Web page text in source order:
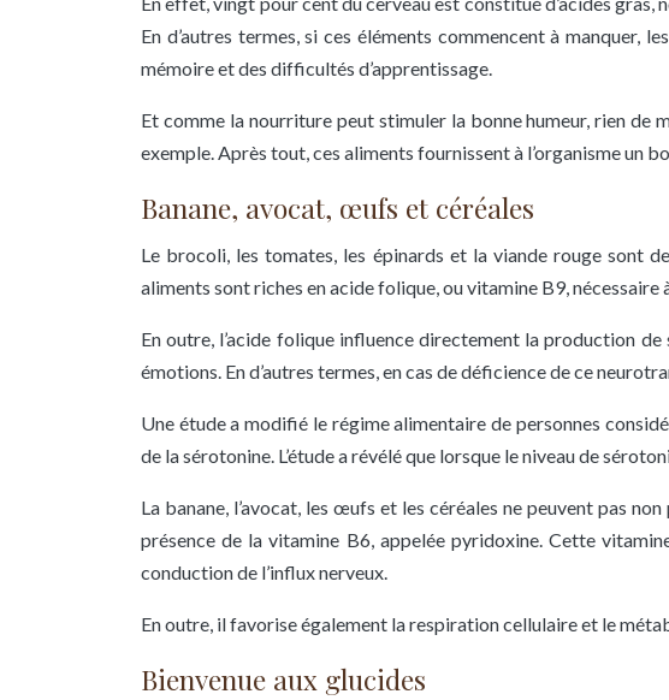
En d’autres termes, si ces éléments commencent à manquer,
mémoire et des difficultés d’apprentissage.
Et comme la nourriture peut stimuler la bonne humeur, rien de
exemple. Après tout, ces aliments fournissent à l’organisme un
Banane, avocat, œufs et céréales
Le brocoli, les tomates, les épinards et la viande rouge sont
aliments sont riches en acide folique, ou vitamine B9,
En outre, l’acide folique influence directement la production
émotions. En d’autres termes, en cas de déficience de ce
Une étude a modifié le régime alimentaire de personnes
de la sérotonine. L’étude a révélé que lorsque le niveau de
La banane, l’avocat, les œufs et les céréales ne peuvent pas
présence de la vitamine B6, appelée pyridoxine. Cette
conduction de l’influx nerveux.
En outre, il favorise également la respiration cellulaire et le
Bienvenue aux glucides